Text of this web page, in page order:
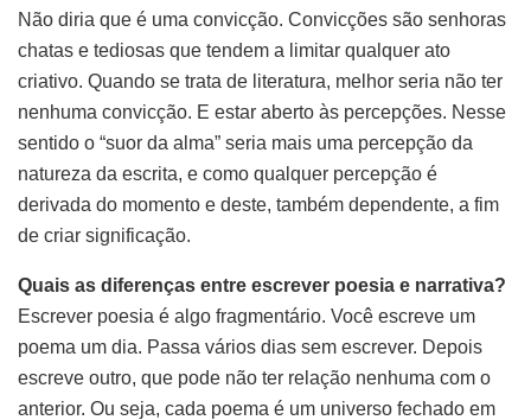
Não diria que é uma convicção. Convicções são senhoras
chatas e tediosas que tendem a limitar qualquer ato
criativo. Quando se trata de literatura, melhor seria não ter
nenhuma convicção. E estar aberto às percepções. Nesse
sentido o “suor da alma” seria mais uma percepção da
natureza da escrita, e como qualquer percepção é
derivada do momento e deste, também dependente, a fim
de criar significação.
Quais as diferenças entre escrever poesia e narrativa?
Escrever poesia é algo fragmentário. Você escreve um
poema um dia. Passa vários dias sem escrever. Depois
escreve outro, que pode não ter relação nenhuma com o
anterior. Ou seja, cada poema é um universo fechado em